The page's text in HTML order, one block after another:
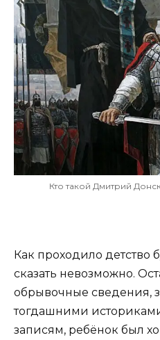
Кто такой Дмитрий
Как проходило детство
сказать невозможно.
обрывочные сведения,
тогдашними
записям, ребёнок был